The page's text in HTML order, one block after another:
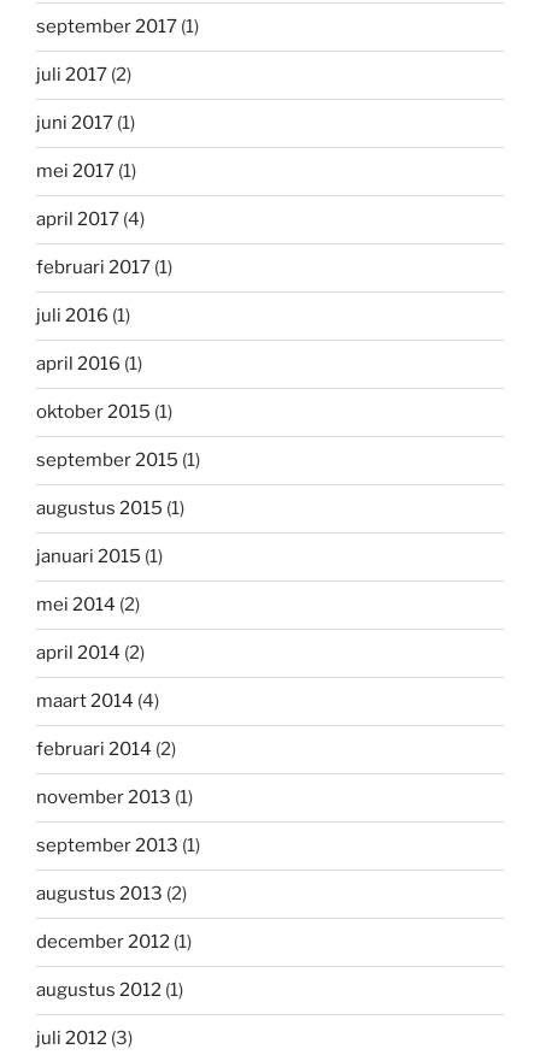
september 2017 (1)
juli 2017 (2)
juni 2017 (1)
mei 2017 (1)
april 2017 (4)
februari 2017 (1)
juli 2016 (1)
april 2016 (1)
oktober 2015 (1)
september 2015 (1)
augustus 2015 (1)
januari 2015 (1)
mei 2014 (2)
april 2014 (2)
maart 2014 (4)
februari 2014 (2)
november 2013 (1)
september 2013 (1)
augustus 2013 (2)
december 2012 (1)
augustus 2012 (1)
juli 2012 (3)